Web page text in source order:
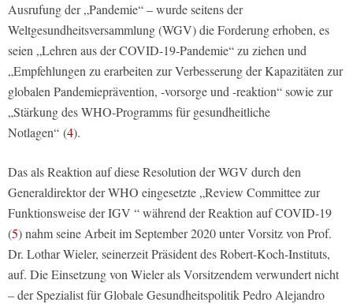
Ausrufung der „Pandemie“ – wurde seitens der
Weltgesundheitsversammlung (WGV) die Forderung erhoben, es
seien „Lehren aus der COVID-19-Pandemie“ zu ziehen und
„Empfehlungen zu erarbeiten zur Verbesserung der Kapazitäten zur
globalen Pandemieprävention, -vorsorge und -reaktion“ sowie zur
„Stärkung des WHO-Programms für gesundheitliche
Notlagen“ (4).
Das als Reaktion auf diese Resolution der WGV durch den
Generaldirektor der WHO eingesetzte „Review Committee zur
Funktionsweise der IGV “ während der Reaktion auf COVID-19
(5) nahm seine Arbeit im September 2020 unter Vorsitz von Prof.
Dr. Lothar Wieler, seinerzeit Präsident des Robert-Koch-Instituts,
auf. Die Einsetzung von Wieler als Vorsitzendem verwundert nicht
– der Spezialist für Globale Gesundheitspolitik Pedro Alejandro